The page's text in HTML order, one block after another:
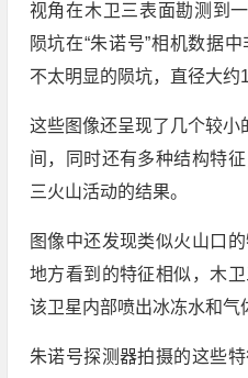
视角在木卫三表面勘测到
陨坑在“朱诺号”相机数据
不太明显的陨坑，直径大约
这些图像还呈现了几个较小
间，同时还有多种结构特
三火山活动的结果。
图像中还发现类似火山口
地方看到的特征相似，木
该卫星内部喷出冰冻水和气
朱诺号探测器拍摄的这些